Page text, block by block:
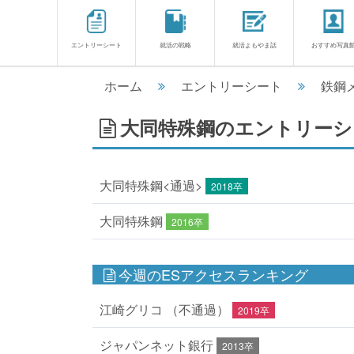
エントリーシート 就活の戦略 就活よもやま話 おすすめ写真
ホーム エントリーシート 鉄鋼
大同特殊鋼のエントリー
大同特殊鋼<通過> 2018卒
大同特殊鋼 2016卒
今週のESアクセスランキング
江崎グリコ （不通過） 2019卒
ジャパンネット銀行 2013卒